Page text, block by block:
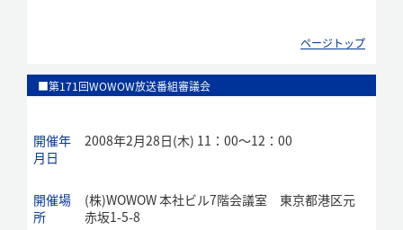
ページトップ
■第171回WOWOW放送番組審議会
開催年
月日
2008年2月28日(木) 11：00～12：00
開催場
所
(株)WOWOW 本社ビル7階会議室 東京都港区元
赤坂1-5-8